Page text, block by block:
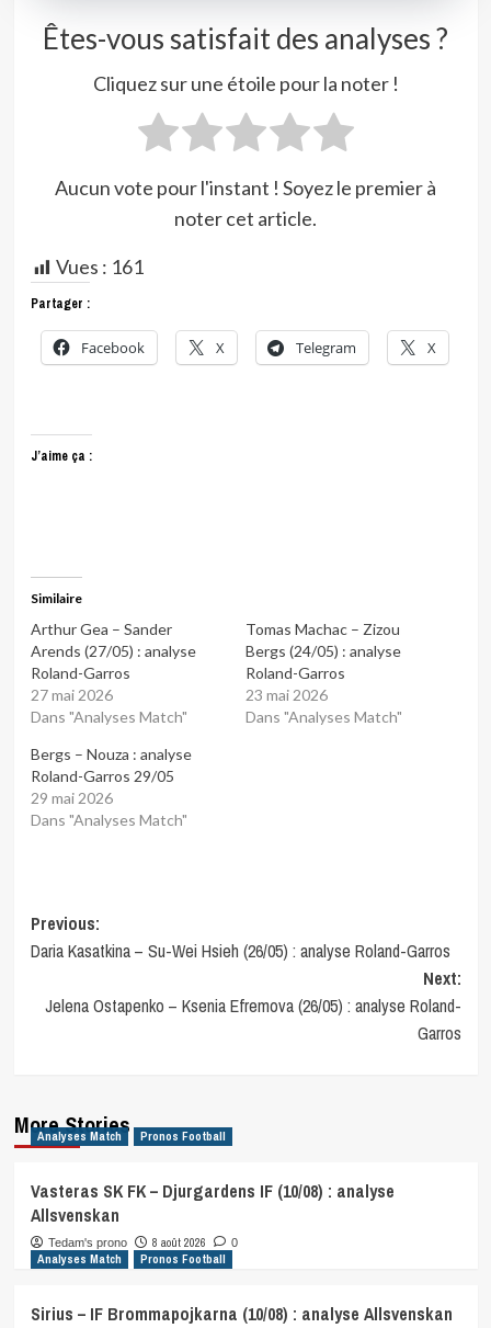
Êtes-vous satisfait des analyses ?
Cliquez sur une étoile pour la noter !
Aucun vote pour l'instant ! Soyez le premier à
noter cet article.
Vues : 161
Partager :
Facebook X Telegram X
J’aime ça :
Similaire
Arthur Gea – Sander
Arends (27/05) : analyse
Roland-Garros
27 mai 2026
Dans "Analyses Match"
Tomas Machac – Zizou
Bergs (24/05) : analyse
Roland-Garros
23 mai 2026
Dans "Analyses Match"
Bergs – Nouza : analyse
Roland-Garros 29/05
29 mai 2026
Dans "Analyses Match"
Post
navigation
Previous:
Daria Kasatkina – Su-Wei Hsieh (26/05) : analyse Roland-Garros
Next:
Jelena Ostapenko – Ksenia Efremova (26/05) : analyse Roland-
Garros
More Stories
Analyses Match Pronos Football
Vasteras SK FK – Djurgardens IF (10/08) : analyse
Allsvenskan
Tedam's prono 8 août 2026 0
Analyses Match Pronos Football
Sirius – IF Brommapojkarna (10/08) : analyse Allsvenskan